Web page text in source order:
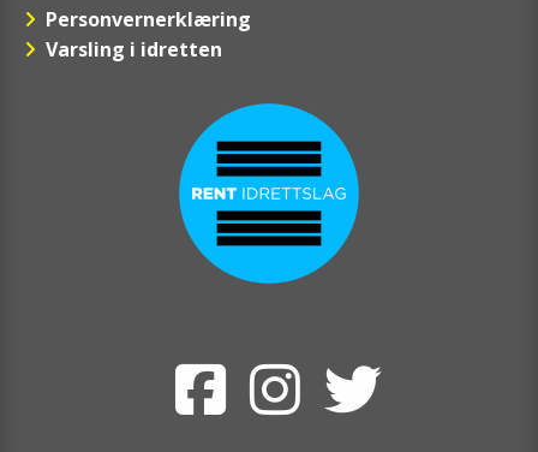
Personvernerklæring
Varsling i idretten